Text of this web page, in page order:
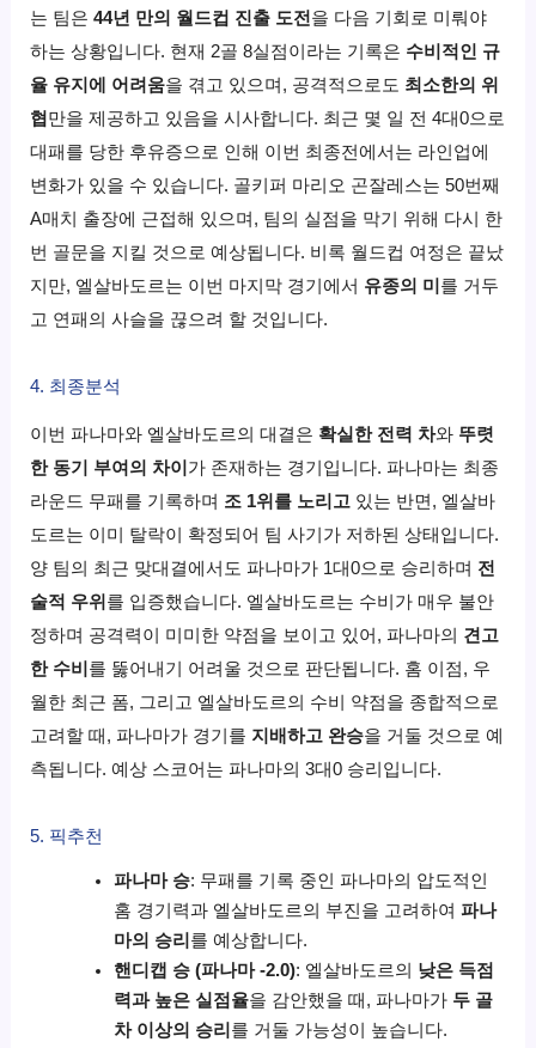
는 팀은44년 만의 월드컵 진출 도전 을 다음 기회로 미뤄야
하는 상황입니다. 현재 2골 8실점이라는 기록은 수비적인 규
율 유지에 어려움을 겪고 있으며, 공격적으로도 최소한의 위
협 만을 제공하고 있음을 시사합니다. 최근 몇 일 전 4대0으로
대패를 당한 후유증으로 인해 이번 최종전에서는 라인업에
변화가 있을 수 있습니다. 골키퍼 마리오 곤잘레스는 50번째
A매치 출장에 근접해 있으며, 팀의 실점을 막기 위해 다시 한
번 골문을 지킬 것으로 예상됩니다. 비록 월드컵 여정은 끝났
지만, 엘살바도르는 이번 마지막 경기에서 유종의 미 를 거두
고 연패의 사슬을 끊으려 할 것입니다.
4. 최종분석
이번 파나마와 엘살바도르의 대결은 확실한 전력 차와 뚜렷
한 동기 부여의 차이 가 존재하는 경기입니다. 파나마는 최종
라운드 무패를 기록하며 조 1위를 노리고 있는 반면, 엘살바
도르는 이미 탈락이 확정되어 팀 사기가 저하된 상태입니다.
양 팀의 최근 맞대결에서도 파나마가 1대0으로 승리하며 전
술적 우위 를 입증했습니다. 엘살바도르는 수비가 매우 불안
정하며 공격력이 미미한 약점을 보이고 있어, 파나마의 견고
한 수비 를 뚫어내기 어려울 것으로 판단됩니다. 홈 이점, 우
월한 최근 폼, 그리고 엘살바도르의 수비 약점을 종합적으로
고려할 때, 파나마가 경기를 지배하고 완승을 거둘 것으로 예
측됩니다. 예상 스코어는 파나마의 3대0 승리입니다.
5. 픽추천
파나마 승: 무패를 기록 중인 파나마의 압도적인
홈 경기력과 엘살바도르의 부진을 고려하여 파나
마의 승리 를 예상합니다.
핸디캡 승 (파나마 -2.0): 엘살바도르의 낮은 득점
력과 높은 실점율을 감안했을 때, 파나마가 두 골
차 이상의 승리 를 거둘 가능성이 높습니다.